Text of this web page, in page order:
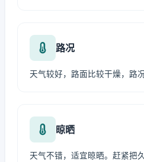
路况
天气较好，路面比较干燥，路况
晾晒
天气不错，适宜晾晒。赶紧把